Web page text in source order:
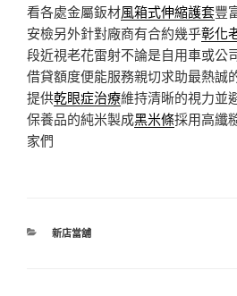
看各處金屬鈑材風箱式伸縮護套豐
安檢另外針對廠商有合約幾乎彰化
段近視老花雷射不論是自用車或公
借貸額度便能服務親切求助最熱誠
提供乾眼症治療維持清晰的視力並
保養品的純米製成黑米條採用高纖
家們
分
新店當舖